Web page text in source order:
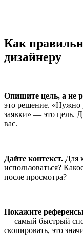
Как
дизайнеру
Опишите цель, а не
это решение. «Нужно
заявки» — это цель.
вас.
Дайте контекст. Для
использоваться?
после просмотра?
Покажите
— самый быстрый
скопировать, это